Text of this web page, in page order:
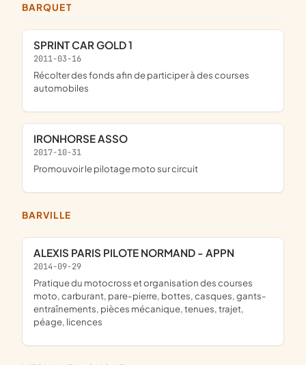
BARQUET
SPRINT CAR GOLD 1
2011-03-16
récolter des fonds afin de participer à des courses
automobiles
IRONHORSE ASSO
2017-10-31
promouvoir le pilotage moto sur circuit
BARVILLE
ALEXIS PARIS PILOTE NORMAND - APPN
2014-09-29
pratique du motocross et organisation des courses
moto, carburant, pare-pierre, bottes, casques, gants-
entraînements, pièces mécanique, tenues, trajet,
péage, licences